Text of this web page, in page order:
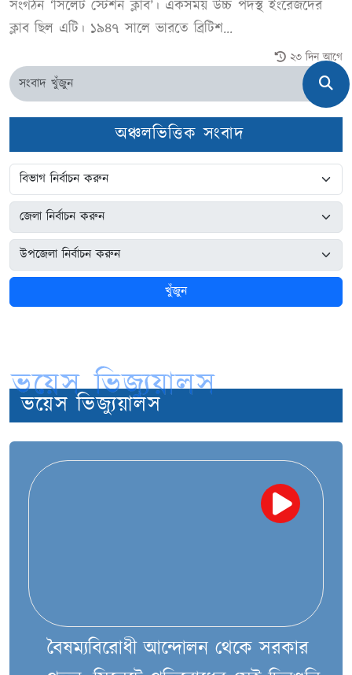
সংগঠন ‘সিলেট স্টেশন ক্লাব’। একসময় উচ্চ পদস্থ ইংরেজদের
ক্লাব ছিল এটি। ১৯৪৭ সালে ভারতে ব্রিটিশ...
২৩ দিন আগে
অঞ্চলভিত্তিক সংবাদ
খুঁজুন
ভয়েস ভিজ্যুয়ালস
ভয়েস ভিজ্যুয়ালস
বৈষম্যবিরোধী আন্দোলন থেকে সরকার